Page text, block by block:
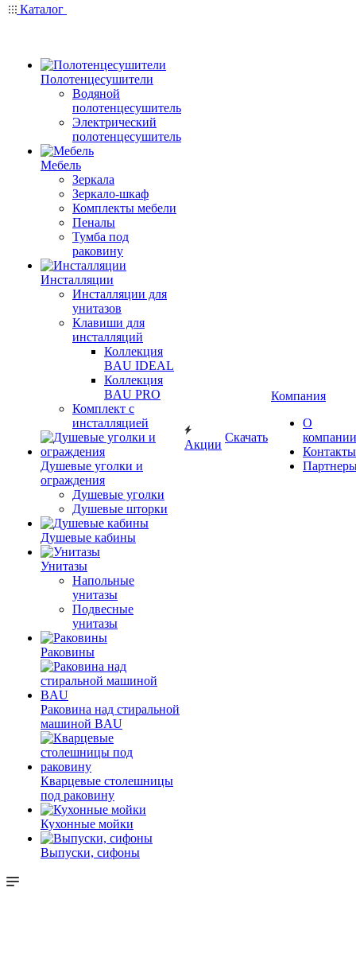
Каталог
Полотенцесушители
Водяной
полотенцесушитель
Электрический
полотенцесушитель
Мебель
Зеркала
Зеркало-шкаф
Комплекты мебели
Пеналы
Тумба под
раковину
Инсталляции
Инсталляции для
унитазов
Клавиши для
инсталляций
Коллекция
BAU IDEAL
Коллекция
BAU PRO
Комплект с
инсталляцией
Душевые уголки и
ограждения
Душевые уголки
Душевые шторки
Душевые кабины
Унитазы
Напольные
унитазы
Подвесные
унитазы
Раковины
Раковина над стиральной
машиной BAU
Кварцевые столешницы
под раковину
Кухонные мойки
Выпуски, сифоны
Акции
Скачать
Компания
О
компании
Контакты